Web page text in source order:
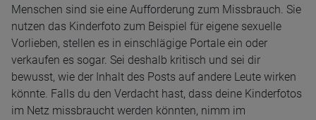
Menschen sind sie eine Aufforderung zum Missbrauch. Sie
nutzen das Kinderfoto zum Beispiel für eigene sexuelle
Vorlieben, stellen es in einschlägige Portale ein oder
verkaufen es sogar. Sei deshalb kritisch und sei dir
bewusst, wie der Inhalt des Posts auf andere Leute wirken
könnte. Falls du den Verdacht hast, dass deine Kinderfotos
im Netz missbraucht werden könnten, nimm im